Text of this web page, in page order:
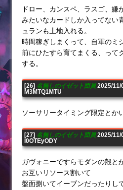
ドロー、カンスペ、ラスゴ、嫌
みたいなカードしか入ってない
ュランも土地入れる。
時間稼ぎしまくって、自軍のミ
前にひたすら育てまくる、って
する。
[26] 名無しのイゼット団員2025/11/
M3MTQ1MTU
ソーサリータイミング限定とか
[27] 名無しのイゼット団員2025/11/
I0OTEyODY
ガヴォニーですらモダンの殻と
お互いリソース割いて
盤面捌いてイーブンだったりし